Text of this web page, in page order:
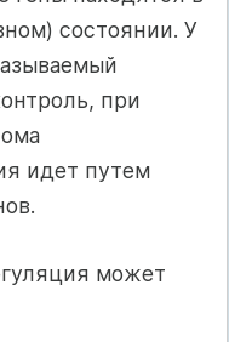
состоянии. У
при
идет путем
может